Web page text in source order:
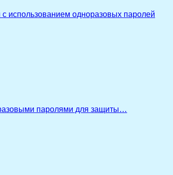
использованием одноразовых паролей
паролями для защиты…